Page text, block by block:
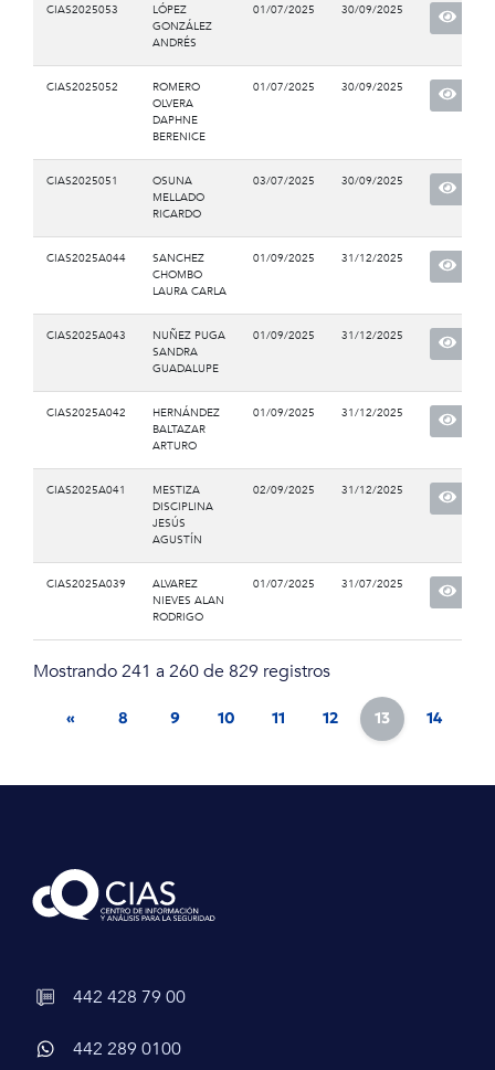
CIAS2025053
LÓPEZ
GONZÁLEZ
ANDRÉS
01/07/2025 30/09/2025
CIAS2025052
ROMERO
OLVERA
DAPHNE
BERENICE
01/07/2025 30/09/2025
CIAS2025051
OSUNA
MELLADO
RICARDO
03/07/2025 30/09/2025
CIAS2025A044
SANCHEZ
CHOMBO
LAURA CARLA
01/09/2025 31/12/2025
CIAS2025A043
NUÑEZ PUGA
SANDRA
GUADALUPE
01/09/2025 31/12/2025
CIAS2025A042
HERNÁNDEZ
BALTAZAR
ARTURO
01/09/2025 31/12/2025
CIAS2025A041
MESTIZA
DISCIPLINA
JESÚS
AGUSTÍN
02/09/2025 31/12/2025
CIAS2025A039
ALVAREZ
NIEVES ALAN
RODRIGO
01/07/2025 31/07/2025
Mostrando 241 a 260 de 829 registros
« 8 9 10 11 12 13 14
442 428 79 00
442 289 0100